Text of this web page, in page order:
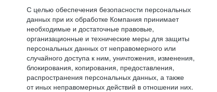
С целью обеспечения безопасности персональных
данных при их обработке Компания принимает
необходимые и достаточные правовые,
организационные и технические меры для защиты
персональных данных от неправомерного или
случайного доступа к ним, уничтожения, изменения,
блокирования, копирования, предоставления,
распространения персональных данных, а также
от иных неправомерных действий в отношении них.